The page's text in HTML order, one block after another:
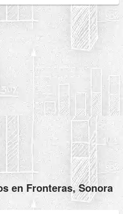
en Fronteras, Sonora